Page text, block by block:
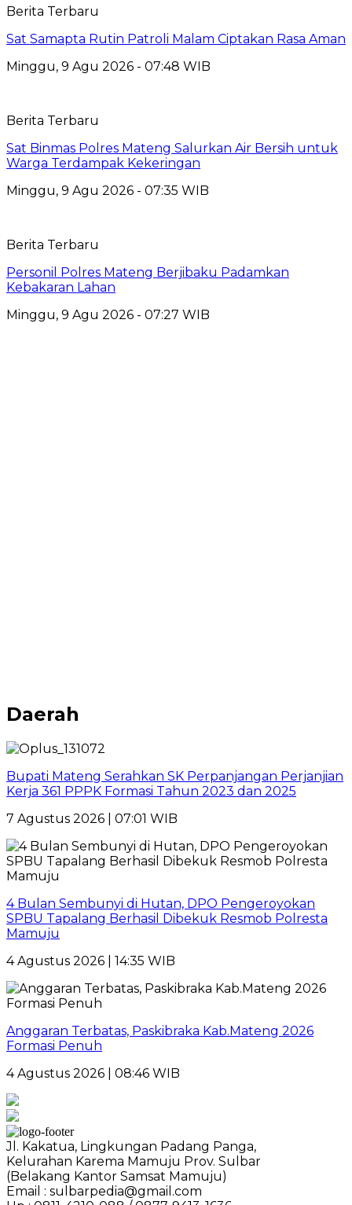
Berita Terbaru
Sat Samapta Rutin Patroli Malam Ciptakan Rasa Aman
Minggu, 9 Agu 2026 - 07:48 WIB
Berita Terbaru
Sat Binmas Polres Mateng Salurkan Air Bersih untuk
Warga Terdampak Kekeringan
Minggu, 9 Agu 2026 - 07:35 WIB
Berita Terbaru
Personil Polres Mateng Berjibaku Padamkan
Kebakaran Lahan
Minggu, 9 Agu 2026 - 07:27 WIB
Daerah
Bupati Mateng Serahkan SK Perpanjangan Perjanjian
Kerja 361 PPPK Formasi Tahun 2023 dan 2025
7 Agustus 2026 | 07:01 WIB
4 Bulan Sembunyi di Hutan, DPO Pengeroyokan
SPBU Tapalang Berhasil Dibekuk Resmob Polresta
Mamuju
4 Agustus 2026 | 14:35 WIB
Anggaran Terbatas, Paskibraka Kab.Mateng 2026
Formasi Penuh
4 Agustus 2026 | 08:46 WIB
Jl. Kakatua, Lingkungan Padang Panga,
Kelurahan Karema Mamuju Prov. Sulbar
(Belakang Kantor Samsat Mamuju)
Email : sulbarpedia@gmail.com